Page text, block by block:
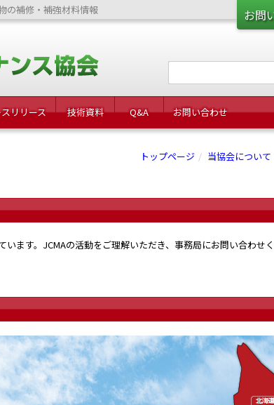
お問
の補修・補強材料情報
リリース 技術資料 Q&A お問い合わせ
トップページ 当協会について
ます。JCMAの活動をご理解いただき、事務局にお問い合わせく